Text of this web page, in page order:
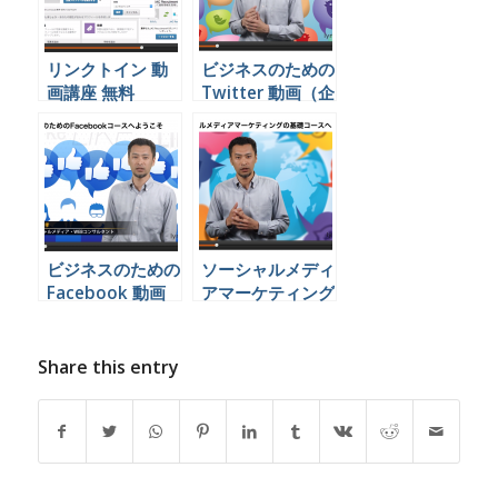
リンクトイン 動
画講座 無料
ビジネスのための
Twitter 動画（企
ビジネスのための
Facebook 動画
ソーシャルメディ
アマーケティング
Share this entry